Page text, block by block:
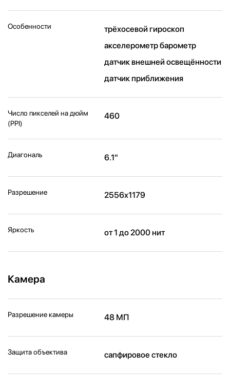
Особенности
трёхосевой гироскоп
акселерометр барометр
датчик внешней освещённости
датчик приближения
Число пикселей на дюйм
(PPI)
460
Диагональ 6.1"
Разрешение 2556x1179
Яркость от 1 до 2000 нит
Камера
Разрешение камеры 48 МП
Защита объектива сапфировое стекло